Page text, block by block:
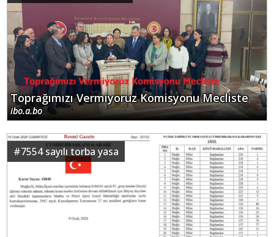
Toprağımızı Vermiyoruz Komisyonu Mecliste
ibo.a.bo
#7554 sayılı torba yasa